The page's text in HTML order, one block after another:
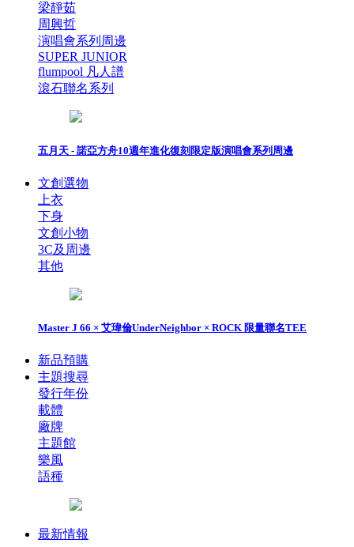
梁靜茹
周興哲
演唱會系列周邊
SUPER JUNIOR
flumpool 凡人譜
滾石聯名系列
五月天 - 諾亞方舟10週年進化復刻限定版演唱會系列周邊
文創選物
上衣
下身
文創小物
3C及周邊
其他
Master J 66 × 艾瑋倫UnderNeighbor × ROCK 限量聯名TEE
新品預購
主題搜尋
發行年份
載體
廠牌
主題館
樂風
語種
最新情報